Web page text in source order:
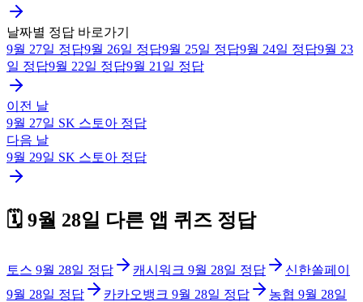
날짜별 정답 바로가기
9월 27일 정답9월 26일 정답9월 25일 정답9월 24일 정답9월 23
일 정답9월 22일 정답9월 21일 정답
이전 날
9월 27일 SK 스토아 정답
다음 날
9월 29일 SK 스토아 정답
🗓️ 9월 28일 다른 앱 퀴즈 정답
토스 9월 28일 정답 캐시워크 9월 28일 정답
신한쏠페이
9월 28일 정답 카카오뱅크 9월 28일 정답 농협 9월 28일